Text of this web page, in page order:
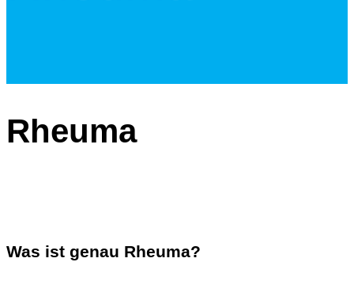
Rheuma
Was ist genau Rheuma?